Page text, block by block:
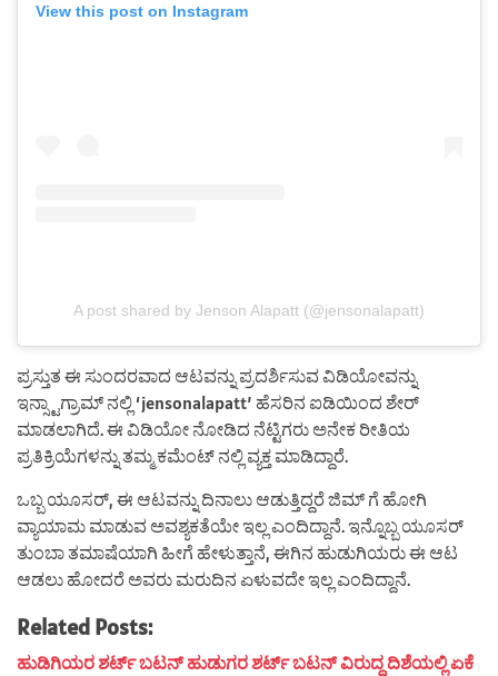
View this post on Instagram
A post shared by Jenson Alapatt (@jensonalapatt)
ಪ್ರಸ್ತುತ ಈ ಸುಂದರವಾದ ಆಟವನ್ನು ಪ್ರದರ್ಶಿಸುವ ವಿಡಿಯೋವನ್ನು
ಇನ್ಸ್ಟಾಗ್ರಾಮ್ ನಲ್ಲಿ ‘jensonalapatt’ ಹೆಸರಿನ ಐಡಿಯಿಂದ ಶೇರ್
ಮಾಡಲಾಗಿದೆ. ಈ ವಿಡಿಯೋ ನೋಡಿದ ನೆಟ್ಟಿಗರು ಅನೇಕ ರೀತಿಯ
ಪ್ರತಿಕ್ರಿಯೆಗಳನ್ನು ತಮ್ಮ ಕಮೆಂಟ್ ನಲ್ಲಿ ವ್ಯಕ್ತ ಮಾಡಿದ್ದಾರೆ.
ಒಬ್ಬ ಯೂಸರ್, ಈ ಆಟವನ್ನು ದಿನಾಲು ಆಡುತ್ತಿದ್ದರೆ ಜಿಮ್ ಗೆ ಹೋಗಿ
ವ್ಯಾಯಾಮ ಮಾಡುವ ಅವಶ್ಯಕತೆಯೇ ಇಲ್ಲ ಎಂದಿದ್ದಾನೆ. ಇನ್ನೊಬ್ಬ ಯೂಸರ್
ತುಂಬಾ ತಮಾಷೆಯಾಗಿ ಹೀಗೆ ಹೇಳುತ್ತಾನೆ, ಈಗಿನ ಹುಡುಗಿಯರು ಈ ಆಟ
ಆಡಲು ಹೋದರೆ ಅವರು ಮರುದಿನ ಏಳುವದೇ ಇಲ್ಲ ಎಂದಿದ್ದಾನೆ.
Related Posts:
ಹುಡಿಗಿಯರ ಶರ್ಟ್ ಬಟನ್ ಹುಡುಗರ ಶರ್ಟ್ ಬಟನ್ ವಿರುದ್ದ ದಿಶೆಯಲ್ಲಿ ಏಕೆ